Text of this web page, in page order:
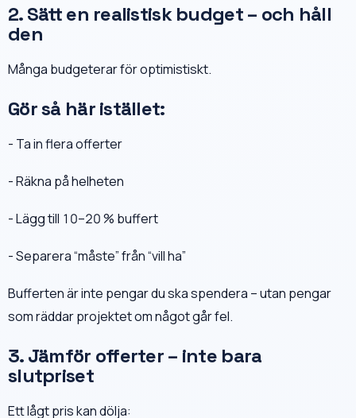
2. Sätt en realistisk budget – och håll
den
Många budgeterar för optimistiskt.
Gör så här istället:
- Ta in flera offerter
- Räkna på helheten
- Lägg till 10–20 % buffert
- Separera “måste” från “vill ha”
Bufferten är inte pengar du ska spendera – utan pengar
som räddar projektet om något går fel.
3. Jämför offerter – inte bara
slutpriset
Ett lågt pris kan dölja: